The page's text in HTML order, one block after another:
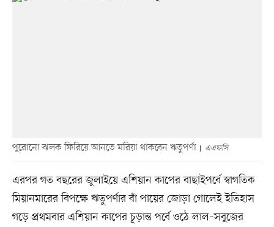
পুরোনো ঝলক ফিরিয়ে আনতে মরিয়া থাকবেন ঋতুপর্ণা এএফসি
এরপর গত বছরের জুলাইয়ে এশিয়ান কাপের বাছাইপর্বে স্বাগতিক
মিয়ানমারের বিপক্ষে ঋতুপর্ণার বাঁ পায়ের জোড়া গোলেই ইতিহাস
গড়ে প্রথমবার এশিয়ান কাপের চূড়ান্ত পর্বে ওঠে লাল–সবুজের